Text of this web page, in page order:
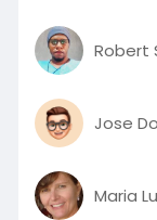
Robert
Jose
Maria